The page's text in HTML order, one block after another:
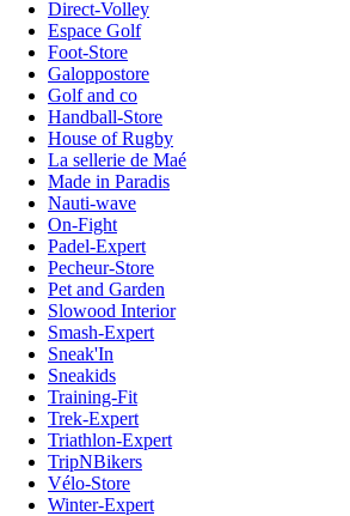
Direct-Volley
Espace Golf
Foot-Store
Galoppostore
Golf and co
Handball-Store
House of Rugby
La sellerie de Maé
Made in Paradis
Nauti-wave
On-Fight
Padel-Expert
Pecheur-Store
Pet and Garden
Slowood Interior
Smash-Expert
Sneak'In
Sneakids
Training-Fit
Trek-Expert
Triathlon-Expert
TripNBikers
Vélo-Store
Winter-Expert